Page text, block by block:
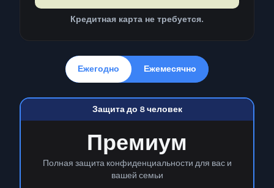
Кредитная карта не требуется.
Ежегодно Ежемесячно
Защита до 8 человек
Премиум
Полная защита конфиденциальности для вас и
вашей семьи